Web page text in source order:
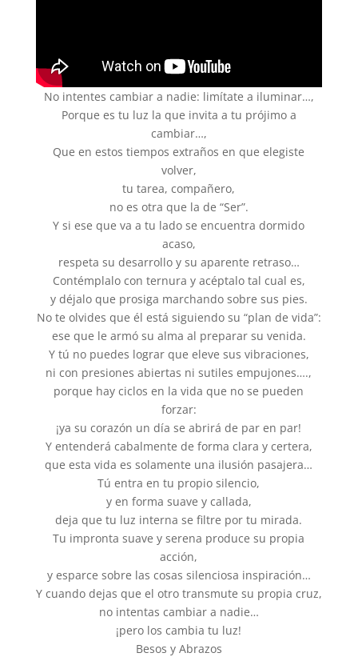
No intentes cambiar a nadie: limítate a iluminar…,
Porque es tu luz la que invita a tu prójimo a
cambiar…,
Que en estos tiempos extraños en que elegiste
volver,
tu tarea, compañero,
no es otra que la de “Ser”.
Y si ese que va a tu lado se encuentra dormido
acaso,
respeta su desarrollo y su aparente retraso…
Contémplalo con ternura y acéptalo tal cual es,
y déjalo que prosiga marchando sobre sus pies.
No te olvides que él está siguiendo su “plan de vida”:
ese que le armó su alma al preparar su venida.
Y tú no puedes lograr que eleve sus vibraciones,
ni con presiones abiertas ni sutiles empujones….,
porque hay ciclos en la vida que no se pueden
forzar:
¡ya su corazón un día se abrirá de par en par!
Y entenderá cabalmente de forma clara y certera,
que esta vida es solamente una ilusión pasajera…
Tú entra en tu propio silencio,
y en forma suave y callada,
deja que tu luz interna se filtre por tu mirada.
Tu impronta suave y serena produce su propia
acción,
y esparce sobre las cosas silenciosa inspiración…
Y cuando dejas que el otro transmute su propia cruz,
no intentas cambiar a nadie…
¡pero los cambia tu luz!
Besos y Abrazos